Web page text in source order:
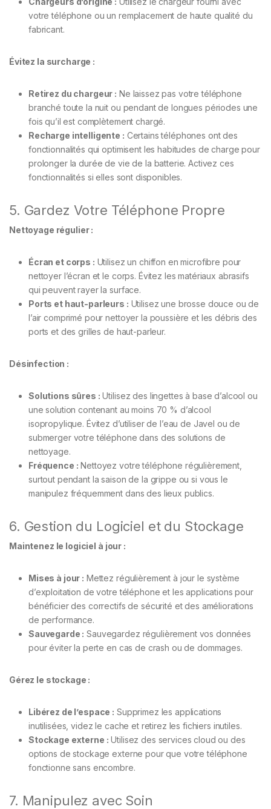
votre téléphone ou un remplacement de haute qualité du
fabricant.
Évitez la surcharge :
Retirez du chargeur : Ne laissez pas votre téléphone
branché toute la nuit ou pendant de longues périodes une
fois qu’il est complètement chargé.
Recharge intelligente : Certains téléphones ont des
fonctionnalités qui optimisent les habitudes de charge pour
prolonger la durée de vie de la batterie. Activez ces
fonctionnalités si elles sont disponibles.
5. Gardez Votre Téléphone Propre
Nettoyage régulier :
Écran et corps : Utilisez un chiffon en microfibre pour
nettoyer l’écran et le corps. Évitez les matériaux abrasifs
qui peuvent rayer la surface.
Ports et haut-parleurs : Utilisez une brosse douce ou de
l’air comprimé pour nettoyer la poussière et les débris des
ports et des grilles de haut-parleur.
Désinfection :
Solutions sûres : Utilisez des lingettes à base d’alcool ou
une solution contenant au moins 70 % d’alcool
isopropylique. Évitez d’utiliser de l’eau de Javel ou de
submerger votre téléphone dans des solutions de
nettoyage.
Fréquence : Nettoyez votre téléphone régulièrement,
surtout pendant la saison de la grippe ou si vous le
manipulez fréquemment dans des lieux publics.
6. Gestion du Logiciel et du Stockage
Maintenez le logiciel à jour :
Mises à jour : Mettez régulièrement à jour le système
d’exploitation de votre téléphone et les applications pour
bénéficier des correctifs de sécurité et des améliorations
de performance.
Sauvegarde : Sauvegardez régulièrement vos données
pour éviter la perte en cas de crash ou de dommages.
Gérez le stockage :
Libérez de l’espace : Supprimez les applications
inutilisées, videz le cache et retirez les fichiers inutiles.
Stockage externe : Utilisez des services cloud ou des
options de stockage externe pour que votre téléphone
fonctionne sans encombre.
7. Manipulez avec Soin